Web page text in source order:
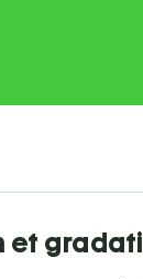
et